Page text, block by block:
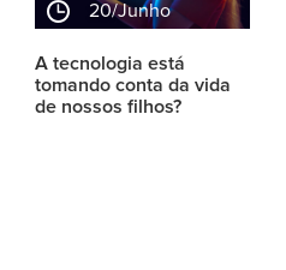
20/junho
A tecnologia está
tomando conta da vida
de nossos filhos?